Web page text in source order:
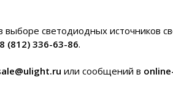
светодиодных источников
8 (812) 336-63-86.
или сообщений в